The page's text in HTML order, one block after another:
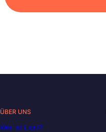
ÜBER UNS
Wer ist Liora?